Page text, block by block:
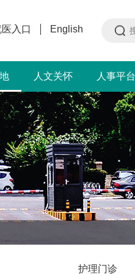
入口 English
人文关怀 人事平台
护理门诊